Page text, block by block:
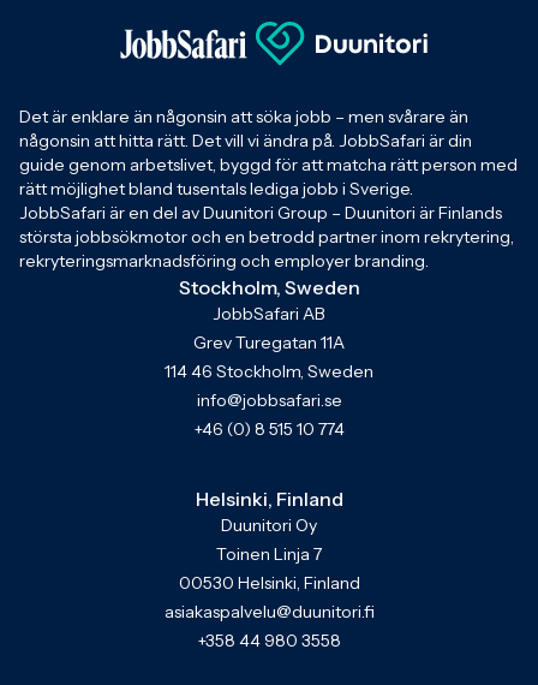
Det är enklare än någonsin att söka jobb – men svårare än
någonsin att hitta rätt. Det vill vi ändra på. JobbSafari är din
guide genom arbetslivet, byggd för att matcha rätt person med
rätt möjlighet bland tusentals lediga jobb i Sverige.
JobbSafari är en del av Duunitori Group – Duunitori är Finlands
största jobbsökmotor och en betrodd partner inom rekrytering,
rekryteringsmarknadsföring och employer branding.
Stockholm, Sweden
JobbSafari AB
Grev Turegatan 11A
114 46 Stockholm, Sweden
info@jobbsafari.se
+46 (0) 8 515 10 774
Helsinki, Finland
Duunitori Oy
Toinen Linja 7
00530 Helsinki, Finland
asiakaspalvelu@duunitori.fi
+358 44 980 3558